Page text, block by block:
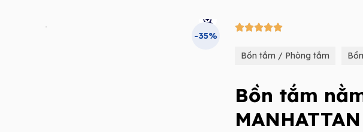
-35%
5/5
Bồn tắm / Phòng tắm
Bồn tắm